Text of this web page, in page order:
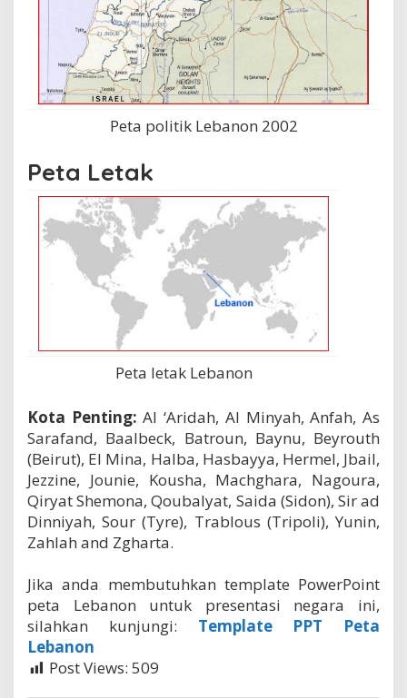
Peta politik Lebanon 2002
Peta Letak
Peta letak Lebanon
Kota Penting: Al ‘Aridah, Al Minyah, Anfah, As
Sarafand, Baalbeck, Batroun, Baynu, Beyrouth
(Beirut), El Mina, Halba, Hasbayya, Hermel, Jbail,
Jezzine, Jounie, Kousha, Machghara, Nagoura,
Qiryat Shemona, Qoubalyat, Saida (Sidon), Sir ad
Dinniyah, Sour (Tyre), Trablous (Tripoli), Yunin,
Zahlah and Zgharta.
Jika anda membutuhkan template PowerPoint
peta Lebanon untuk presentasi negara ini,
silahkan kunjungi: Template PPT Peta
Lebanon
Post Views: 509